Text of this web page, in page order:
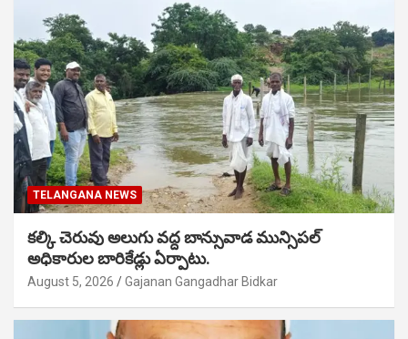
TELANGANA NEWS
కల్కి చెరువు అలుగు వద్ద బాన్సువాడ మున్సిపల్
అధికారుల బారికేడ్లు ఏర్పాటు.
August 5, 2026 Gajanan Gangadhar Bidkar